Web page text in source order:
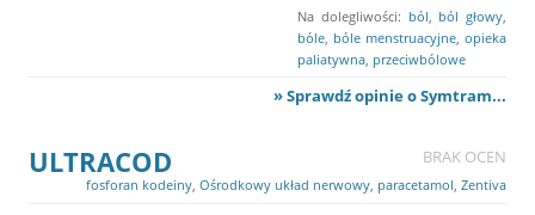
Na dolegliwości: ból ból głowy
bóle bóle menstruacyjne opieka
paliatywna przeciwbólowe
» Sprawdź opinie o Symtram...
ULTRACOD BRAK OCEN
fosforan kodeiny Ośrodkowy układ nerwowy paracetamol Zentiva